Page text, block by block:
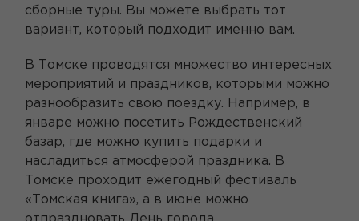
сборные туры. Вы можете выбрать тот
вариант, который подходит именно вам.
В Томске проводятся множество интересных
мероприятий и праздников, которыми можно
разнообразить свою поездку. Например, в
январе можно посетить Рождественский
базар, где можно купить подарки и
насладиться атмосферой праздника. В
Томске проходит ежегодный фестиваль
«Томская книга», а в июне можно